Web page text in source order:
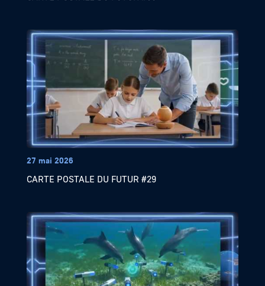
27 mai 2026
CARTE POSTALE DU FUTUR #29